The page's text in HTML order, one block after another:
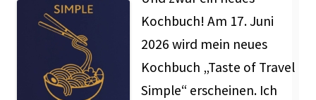
Kochbuch! Am 17. Juni
2026 wird mein neues
Kochbuch „Taste of Travel
Simple“ erscheinen. Ich